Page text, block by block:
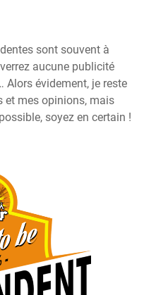
sont souvent à
aucune publicité
Alors évidement, je reste
et mes opinions, mais
soyez en certain !